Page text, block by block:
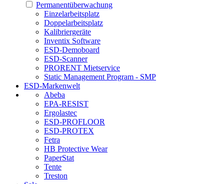
Permanentüberwachung
Einzelarbeitsplatz
Doppelarbeitsplatz
Kalibriergeräte
Inventix Software
ESD-Demoboard
ESD-Scanner
PRORENT Mietservice
Static Management Program - SMP
ESD-Markenwelt
Abeba
EPA-RESIST
Ergolastec
ESD-PROFLOOR
ESD-PROTEX
Fetra
HB Protective Wear
PaperStat
Tente
Treston